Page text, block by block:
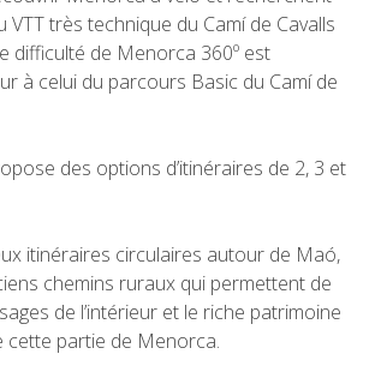
VTT très technique du Camí de Cavalls
difficulté de Menorca 360º est
à celui du parcours Basic du Camí de
des options d’itinéraires de 2, 3 et
itinéraires circulaires autour de Maó,
chemins ruraux qui permettent de
de l’intérieur et le riche patrimoine
cette partie de Menorca.